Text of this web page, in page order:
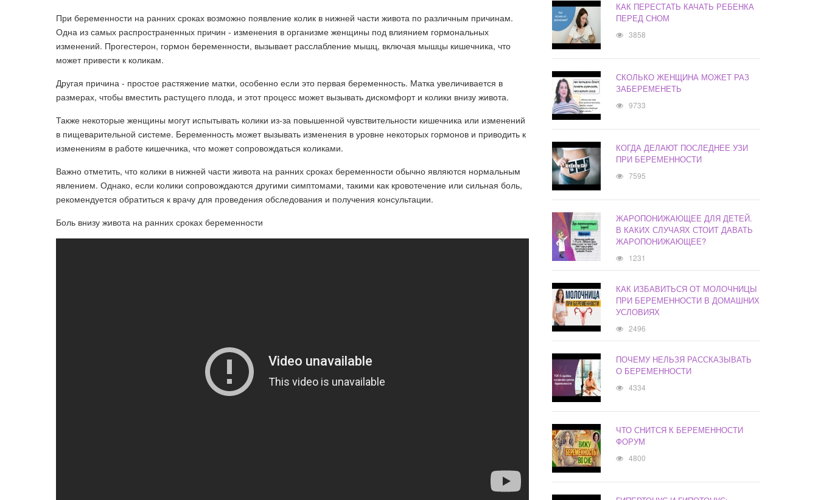
При беременности на ранних сроках возможно появление колик в нижней части живота по различным причинам.
Одна из самых распространенных причин - изменения в организме женщины под влиянием гормональных
изменений. Прогестерон, гормон беременности, вызывает расслабление мышц, включая мышцы кишечника, что
может привести к коликам.
Другая причина - простое растяжение матки, особенно если это первая беременность. Матка увеличивается в
размерах, чтобы вместить растущего плода, и этот процесс может вызывать дискомфорт и колики внизу живота.
Также некоторые женщины могут испытывать колики из-за повышенной чувствительности кишечника или изменений
в пищеварительной системе. Беременность может вызывать изменения в уровне некоторых гормонов и приводить к
изменениям в работе кишечника, что может сопровождаться коликами.
Важно отметить, что колики в нижней части живота на ранних сроках беременности обычно являются нормальным
явлением. Однако, если колики сопровождаются другими симптомами, такими как кровотечение или сильная боль,
рекомендуется обратиться к врачу для проведения обследования и получения консультации.
Боль внизу живота на ранних сроках беременности
КАК ПЕРЕСТАТЬ КАЧАТЬ РЕБЕНКА
ПЕРЕД СНОМ
3858
СКОЛЬКО ЖЕНЩИНА МОЖЕТ РАЗ
ЗАБЕРЕМЕНЕТЬ
9733
КОГДА ДЕЛАЮТ ПОСЛЕДНЕЕ УЗИ
ПРИ БЕРЕМЕННОСТИ
7595
ЖАРОПОНИЖАЮЩЕЕ ДЛЯ ДЕТЕЙ.
В КАКИХ СЛУЧАЯХ СТОИТ ДАВАТЬ
ЖАРОПОНИЖАЮЩЕЕ?
1231
КАК ИЗБАВИТЬСЯ ОТ МОЛОЧНИЦЫ
ПРИ БЕРЕМЕННОСТИ В ДОМАШНИХ
УСЛОВИЯХ
2496
ПОЧЕМУ НЕЛЬЗЯ РАССКАЗЫВАТЬ
О БЕРЕМЕННОСТИ
4334
ЧТО СНИТСЯ К БЕРЕМЕННОСТИ
ФОРУМ
4800